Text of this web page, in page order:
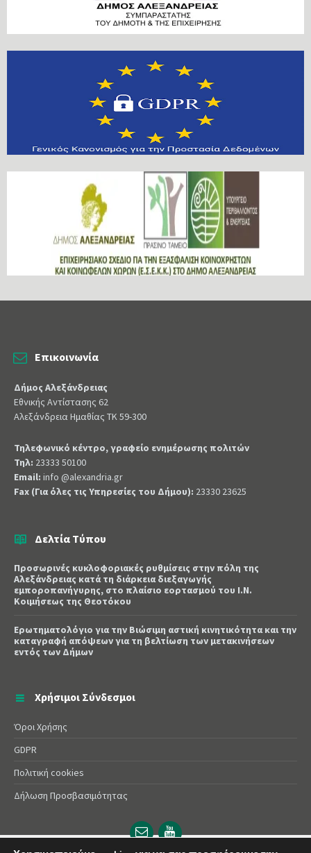
Επικοινωνία
Δήμος Αλεξάνδρειας
Εθνικής Αντίστασης 62
Αλεξάνδρεια Ημαθίας ΤΚ 59-300
Τηλεφωνικό κέντρο, γραφείο ενημέρωσης πολιτών
Τηλ: 23333 50100
Email: info @alexandria.gr
Fax (Για όλες τις Υπηρεσίες του Δήμου): 23330 23625
Δελτία Τύπου
Προσωρινές κυκλοφοριακές ρυθμίσεις στην πόλη της
Αλεξάνδρειας κατά τη διάρκεια διεξαγωγής
εμποροπανήγυρης, στο πλαίσιο εορτασμού του Ι.Ν.
Κοιμήσεως της Θεοτόκου
Ερωτηματολόγιο για την Βιώσιμη αστική κινητικότητα και την
καταγραφή απόψεων για τη βελτίωση των μετακινήσεων
εντός των Δήμων
Χρήσιμοι Σύνδεσμοι
Όροι Χρήσης
GDPR
Πολιτική cookies
Δήλωση Προσβασιμότητας
Email
url
YouTube
url